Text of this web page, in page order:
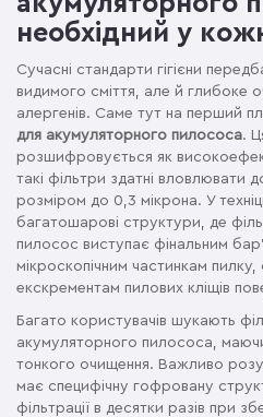
необхідний у
Сучасні стандарти гігієни
видимого сміття, але й глибоке
алергенів. Саме тут на перший
для акумуляторного пилососа.
розшифровується як
такі фільтри здатні вловлювати
розміром до 0,3 мікрона. У
багатошарові структури, де
пилосос виступає фінальним
мікроскопічним частинкам пилку,
екскрементам пилових кліщів
Багато користувачів шукають
акумуляторного пилососа,
тонкого очищення. Важливо
має специфічну гофровану
фільтрації в десятки разів при